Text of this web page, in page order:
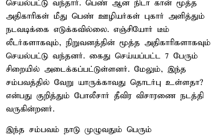
செயல்பட்டு வந்தார். பெண் ஆன நிடா கான் மூத்த
அதிகாரிகள் மீது பெண் ஊழியர்கள் புகார் அளித்தும்
நடவடிக்கை எடுக்கவில்லை. எஞ்சியோர் டீம்
லீடர்களாகவும், நிறுவனத்தின் மூத்த அதிகாரிகளாகவும்
செயல்பட்டு வந்தனர். கைது செய்யப்பட்ட 7 பேரும்
சிறையில் அடைக்கப்பட்டுள்ளனர். மேலும், இந்த
சம்பவத்தில் வேறு யாருக்காவது தொடர்பு உள்ளதா?
என்பது குறித்தும் போலீசார் தீவிர விசாரணை நடத்தி
வருகின்றனர்.
இந்த சம்பவம் நாடு முழுவதும் பெரும்